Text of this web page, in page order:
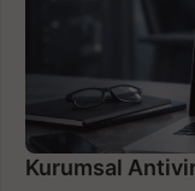
Kurumsal